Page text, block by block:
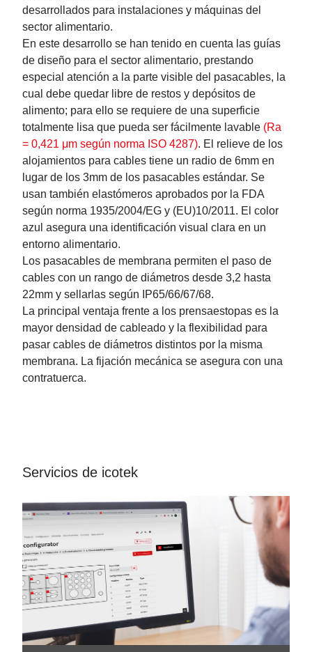
desarrollados para instalaciones y máquinas del
sector alimentario.
En este desarrollo se han tenido en cuenta las guías
de diseño para el sector alimentario, prestando
especial atención a la parte visible del pasacables, la
cual debe quedar libre de restos y depósitos de
alimento; para ello se requiere de una superficie
totalmente lisa que pueda ser fácilmente lavable (Ra
= 0,421 μm según norma ISO 4287). El relieve de los
alojamientos para cables tiene un radio de 6mm en
lugar de los 3mm de los pasacables estándar. Se
usan también elastómeros aprobados por la FDA
según norma 1935/2004/EG y (EU)10/2011. El color
azul asegura una identificación visual clara en un
entorno alimentario.
Los pasacables de membrana permiten el paso de
cables con un rango de diámetros desde 3,2 hasta
22mm y sellarlas según IP65/66/67/68.
La principal ventaja frente a los prensaestopas es la
mayor densidad de cableado y la flexibilidad para
pasar cables de diámetros distintos por la misma
membrana. La fijación mecánica se asegura con una
contratuerca.
Servicios de icotek